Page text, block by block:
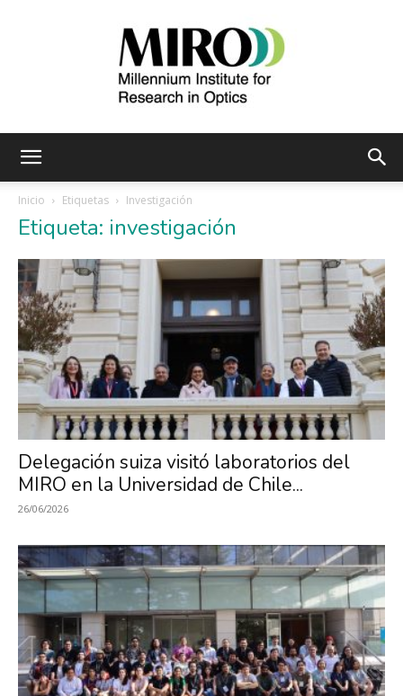
de
Investigación
en
Óptica,
MIRO
Inicio Etiquetas Investigación
Etiqueta: investigación
Delegación suiza visitó laboratorios del
MIRO en la Universidad de Chile...
26/06/2026